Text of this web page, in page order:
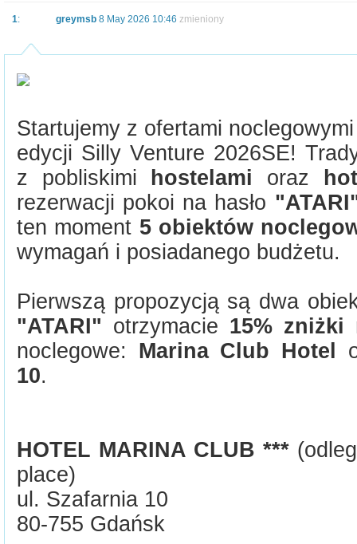
1: greymsb 8 May 2026 10:46 zmieniony
Startujemy z ofertami
edycji Silly Venture 2026SE!
z pobliskimi
hostelami oraz
rezerwacji pokoi na hasło
ten moment 5 obiektów
wymagań i posiadanego budżetu.
Pierwszą propozycją są dwa
"ATARI" otrzymacie 15% zniżki
noclegowe: Marina Club Hotel
10.
HOTEL MARINA CLUB ***
place)
ul. Szafarnia 10
80-755 Gdańsk